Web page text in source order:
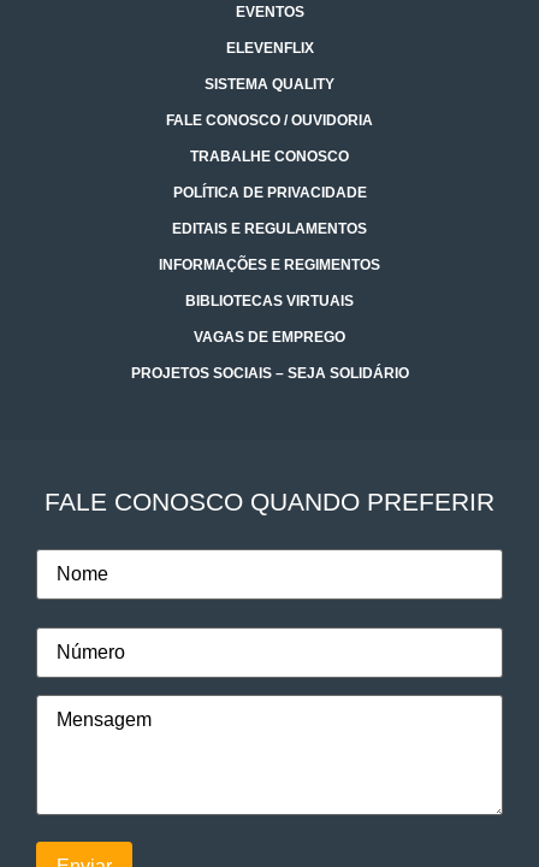
EVENTOS
ELEVENFLIX
SISTEMA QUALITY
FALE CONOSCO / OUVIDORIA
TRABALHE CONOSCO
POLÍTICA DE PRIVACIDADE
EDITAIS E REGULAMENTOS
INFORMAÇÕES E REGIMENTOS
BIBLIOTECAS VIRTUAIS
VAGAS DE EMPREGO
PROJETOS SOCIAIS – SEJA SOLIDÁRIO
FALE CONOSCO QUANDO PREFERIR